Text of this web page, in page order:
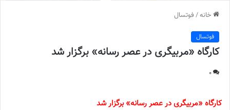
خانه/ فوتسال
فوتسال
کارگاه «مربیگری در عصر رسانه» برگزار شد
0
کارگاه «مربیگری در عصر رسانه» برگزار شد